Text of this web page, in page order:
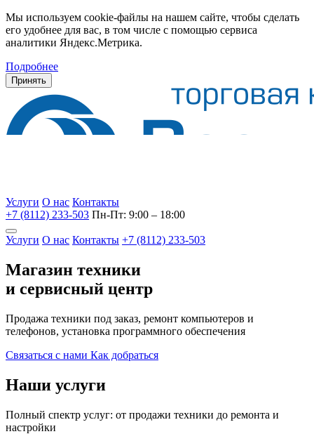
Мы используем cookie-файлы на нашем сайте, чтобы сделать
его удобнее для вас, в том числе с помощью сервиса
аналитики Яндекс.Метрика.
Подробнее
Принять
Услуги О нас Контакты
+7 (8112) 233-503 Пн-Пт: 9:00 – 18:00
Услуги О нас Контакты +7 (8112) 233-503
Магазин техники
и сервисный центр
Продажа техники под заказ, ремонт компьютеров и
телефонов, установка программного обеспечения
Связаться с нами Как добраться
Наши услуги
Полный спектр услуг: от продажи техники до ремонта и
настройки